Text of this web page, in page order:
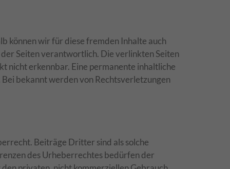
können wir für diese fremden Inhalte auch
Seiten verantwortlich. Die verlinkten Seiten
nicht erkennbar. Eine permanente inhaltliche
bekannt werden von Rechtsverletzungen
Beiträge Dritter sind als solche
des Urheberrechtes bedürfen der